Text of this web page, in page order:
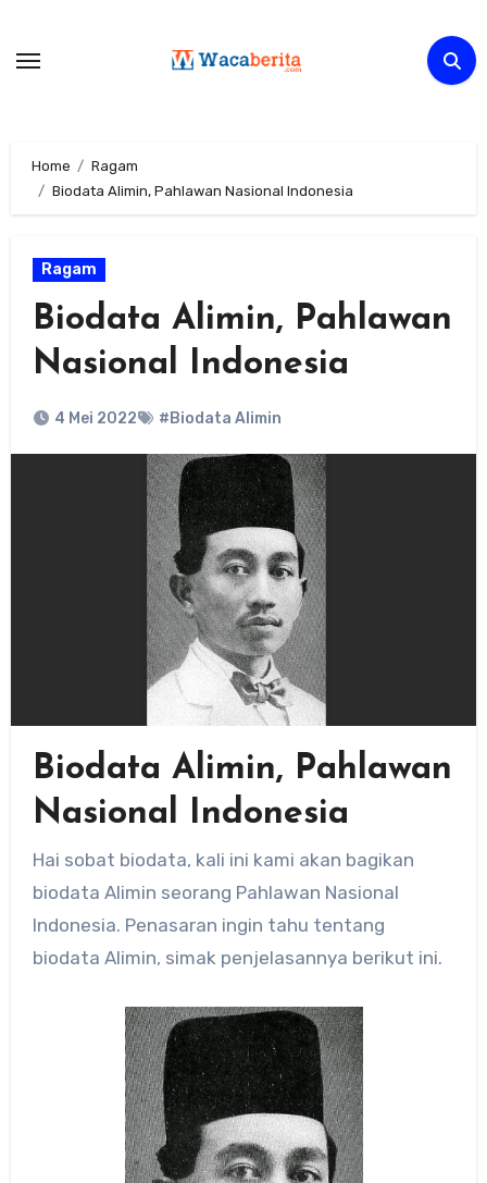
content
Home
Ragam
Biodata Alimin, Pahlawan Nasional Indonesia
Ragam
Biodata Alimin, Pahlawan
Nasional Indonesia
4 Mei 2022 #Biodata Alimin
Biodata Alimin, Pahlawan
Nasional Indonesia
Hai sobat biodata, kali ini kami akan bagikan
biodata Alimin seorang Pahlawan Nasional
Indonesia. Penasaran ingin tahu tentang
biodata Alimin, simak penjelasannya berikut ini.